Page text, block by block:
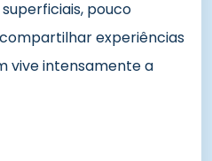
pouco
experiências
vive intensamente a